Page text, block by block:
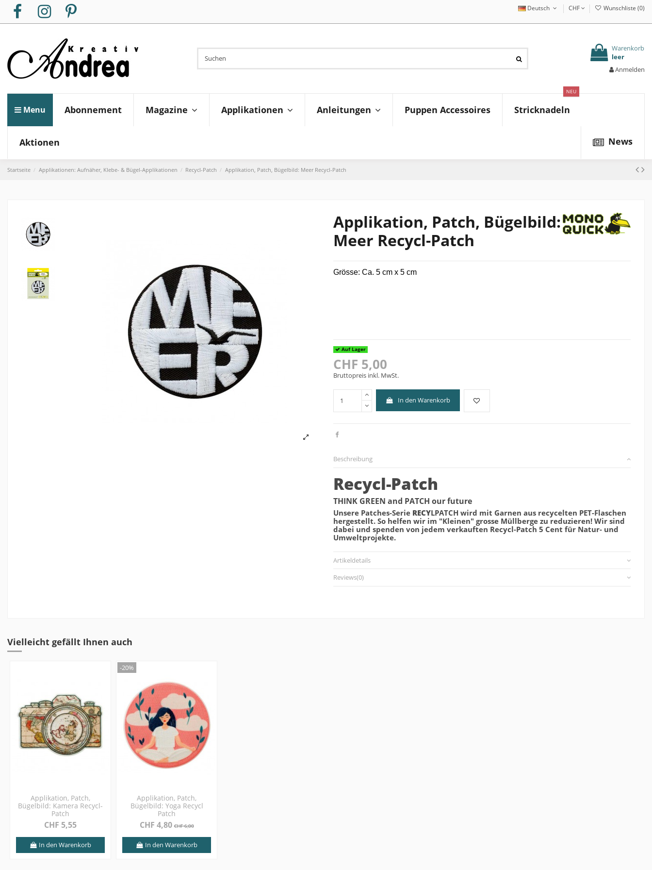
Deutsch CHF Wunschliste (0)
Warenkorb
leer
Anmelden
Menu Abonnement Magazine Applikationen Anleitungen Puppen Accessoires Stricknadeln
NEU
News
Aktionen
Startseite Applikationen: Aufnäher, Klebe- & Bügel-Applikationen Recycl-Patch Applikation, Patch, Bügelbild: Meer Recycl-Patch
Applikation, Patch, Bügelbild:
Meer Recycl-Patch
Grösse: Ca. 5 cm x 5 cm
Auf Lager
CHF 5,00
Bruttopreis inkl. MwSt.
In den Warenkorb
Beschreibung
Recycl-Patch
THINK GREEN and PATCH our future
Unsere Patches-Serie RECYLPATCH wird mit Garnen aus recycelten PET-Flaschen
hergestellt. So helfen wir im "Kleinen" grosse Müllberge zu reduzieren! Wir sind
dabei und spenden von jedem verkauften Recycl-Patch 5 Cent für Natur- und
Umweltprojekte.
Artikeldetails
Reviews(0)
Vielleicht gefällt Ihnen auch
Applikation, Patch,
Bügelbild: Kamera Recycl-
Patch
CHF 5,55
In den Warenkorb
-20%
Applikation, Patch,
Bügelbild: Yoga Recycl
Patch
CHF 4,80CHF 6,00
In den Warenkorb